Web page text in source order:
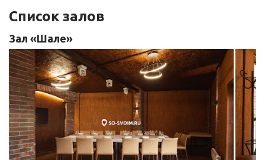
Список залов
Зал «Шале»